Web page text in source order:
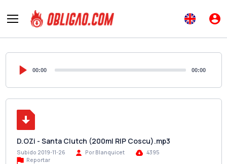
00:00 00:00
D.OZi - Santa Clutch (200ml RIP Coscu).mp3
Subido 2019-11-26 Por Blanquicet
4395
Reportar